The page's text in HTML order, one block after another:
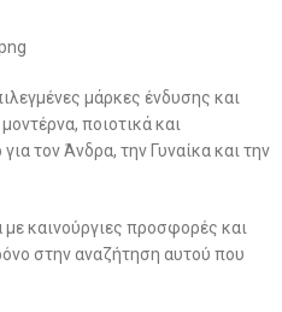
μάρκες ένδυσης και
ποιοτικά και
τον Άνδρα, την Γυναίκα και την
καινούργιες προσφορές και
στην αναζήτηση αυτού που